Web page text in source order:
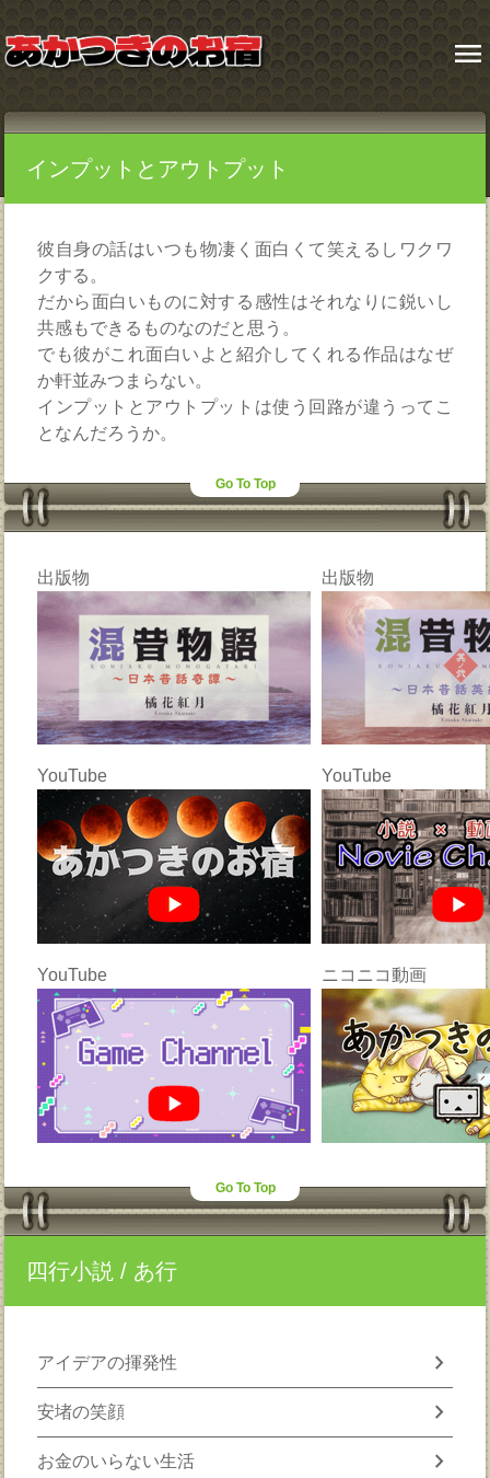
menu
インプットとアウトプット
彼自身の話はいつも物凄く面白くて笑えるしワクワ
クする。
だから面白いものに対する感性はそれなりに鋭いし
共感もできるものなのだと思う。
でも彼がこれ面白いよと紹介してくれる作品はなぜ
か軒並みつまらない。
インプットとアウトプットは使う回路が違うってこ
となんだろうか。
Go To Top
出版物 出版物
YouTube YouTube
YouTube ニコニコ動画
Go To Top
四行小説 / あ行
アイデアの揮発性 chevron_right
安堵の笑顔 chevron_right
お金のいらない生活 chevron_right